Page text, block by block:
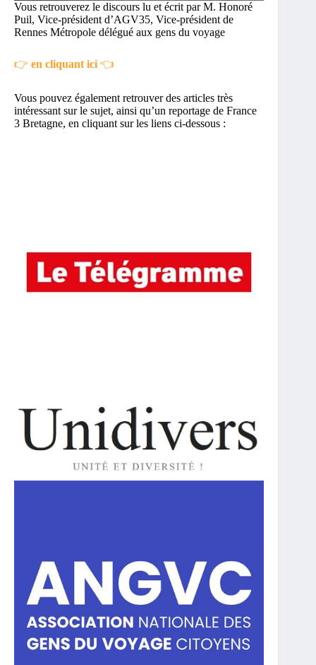
Vous retrouverez le discours lu et écrit par M. Honoré
Puil, Vice-président d’AGV35, Vice-président de
Rennes Métropole délégué aux gens du voyage
👉 en cliquant ici👈
Vous pouvez également retrouver des articles très
intéressant sur le sujet, ainsi qu’un reportage de France
3 Bretagne, en cliquant sur les liens ci-dessous :